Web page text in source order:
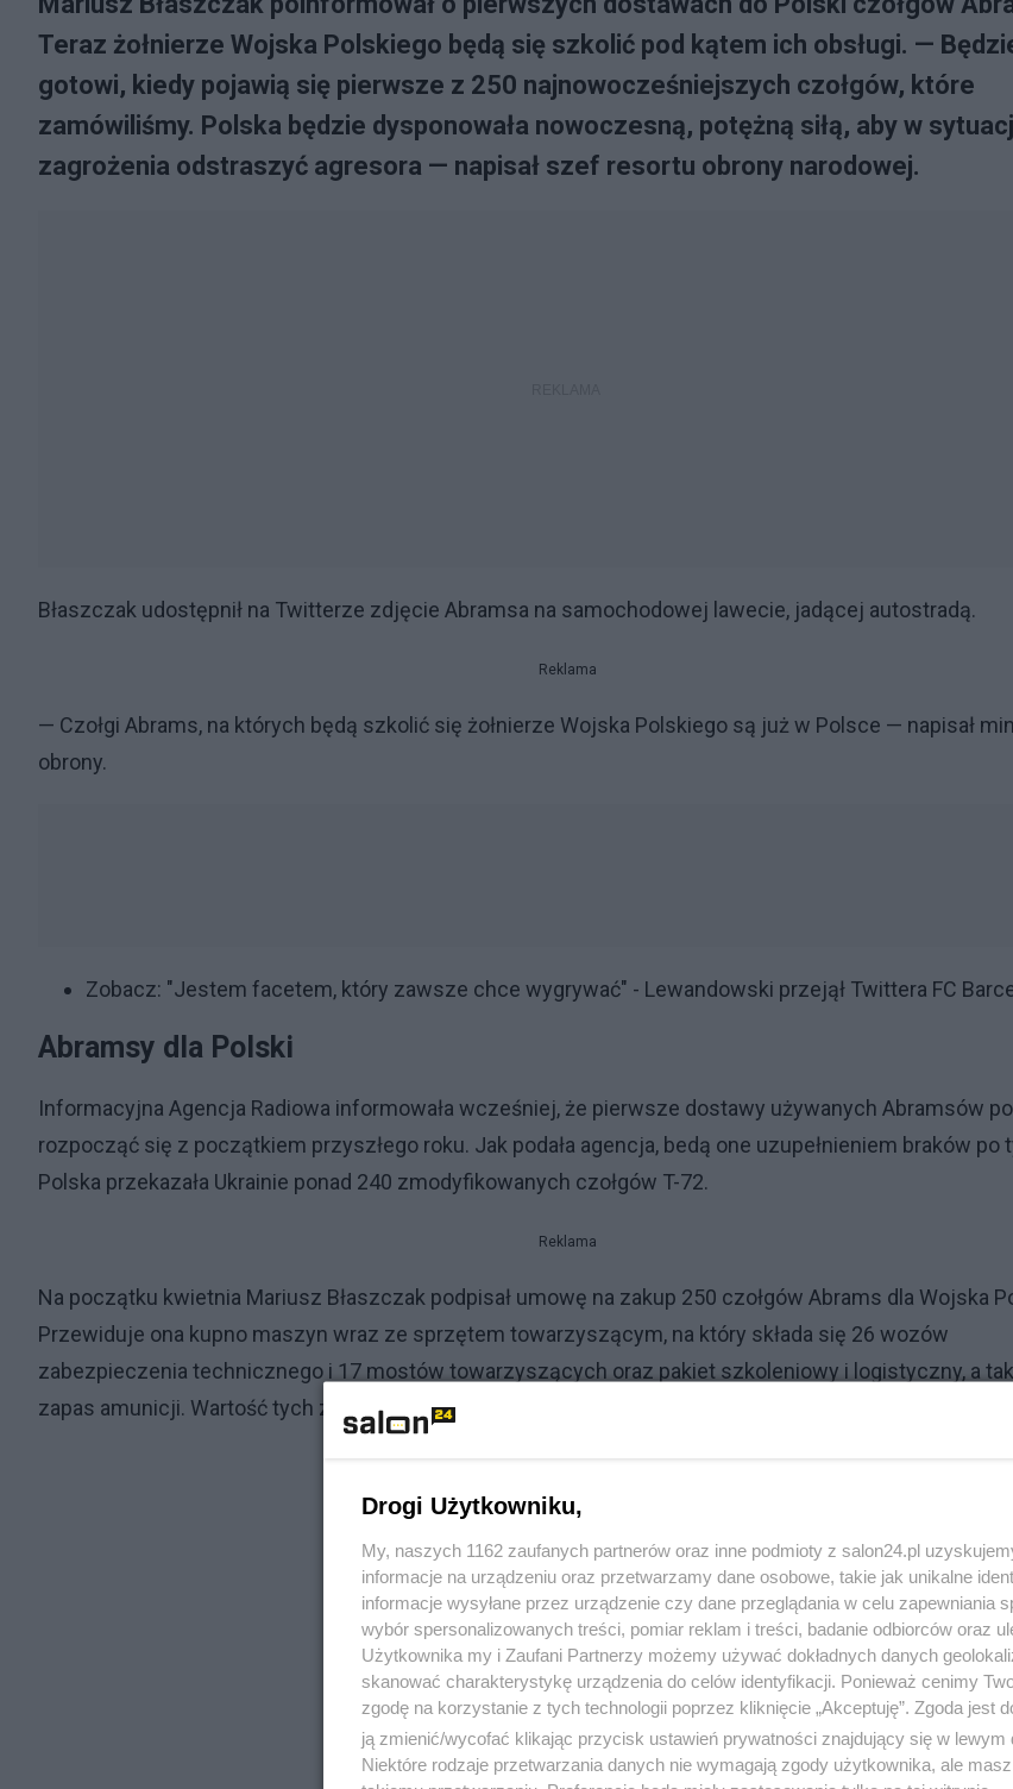
Teraz żołnierze Wojska Polskiego będą się szkolić pod kątem ich obsługi. —
gotowi, kiedy pojawią się pierwsze z 250 najnowocześniejszych czołgów, które
zamówiliśmy. Polska będzie dysponowała nowoczesną, potężną siłą, aby w
zagrożenia odstraszyć agresora — napisał szef resortu obrony narodowej.
Błaszczak udostępnił na Twitterze zdjęcie Abramsa na samochodowej lawecie, jadącej autostradą.
Reklama
— Czołgi Abrams, na których będą szkolić się żołnierze Wojska Polskiego są już w Polsce — napisał
obrony.
Zobacz: "Jestem facetem, który zawsze chce wygrywać" - Lewandowski przejął Twittera FC
Abramsy dla Polski
Informacyjna Agencja Radiowa informowała wcześniej, że pierwsze dostawy używanych Abramsów
rozpocząć się z początkiem przyszłego roku. Jak podała agencja, bedą one uzupełnieniem braków po
Polska przekazała Ukrainie ponad 240 zmodyfikowanych czołgów T-72.
Reklama
Na początku kwietnia Mariusz Błaszczak podpisał umowę na zakup 250 czołgów Abrams dla Wojska
Przewiduje ona kupno maszyn wraz ze sprzętem towarzyszącym, na który składa się 26 wozów
zabezpieczenia technicznego i 17 mostów towarzyszących oraz pakiet szkoleniowy i logistyczny, a
zapas amunicji. Wartość tych zakupów do 4,75 miliardów dolarów.
Drogi Użytkowniku,
My, naszych 1162 zaufanych partnerów oraz inne podmioty z salon24.pl
informacje na urządzeniu oraz przetwarzamy dane osobowe, takie jak unikalne
informacje wysyłane przez urządzenie czy dane przeglądania w celu zapewniania
wybór spersonalizowanych treści, pomiar reklam i treści, badanie odbiorców oraz
Użytkownika my i Zaufani Partnerzy możemy używać dokładnych danych
skanować charakterystykę urządzenia do celów identyfikacji. Ponieważ cenimy
zgodę na korzystanie z tych technologii poprzez kliknięcie „Akceptuję”. Zgoda jest
ją zmienić/wycofać klikając przycisk ustawień prywatności znajdujący się w lewym
Niektóre rodzaje przetwarzania danych nie wymagają zgody użytkownika, ale